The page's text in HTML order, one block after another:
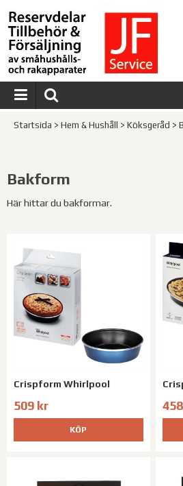
Startsida > Hem & Hushåll > Köksgeråd >
Bakform
Här hittar du bakformar.
Crispform Whirlpool
509 kr
KÖP